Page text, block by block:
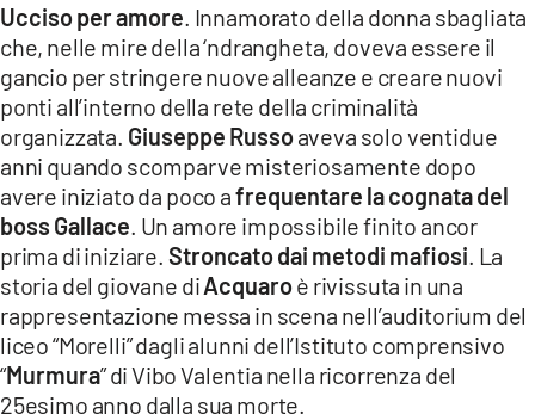
LACPLAY.IT
LACTV.IT
LACONAIR.IT
LACITYMAG.IT
ILREGGINO.IT
COSENZACHANNEL.IT
ILVIBONESE.IT
CATANZAROCHANNEL.IT
Ucciso per amore. Innamorato della donna sbagliata
che, nelle mire della ‘ndrangheta, doveva essere il
gancio per stringere nuove alleanze e creare nuovi
ponti all’interno della rete della criminalità
organizzata. Giuseppe Russoaveva solo ventidue
anni quando scomparve misteriosamente dopo
avere iniziato da poco afrequentare la cognata del
boss Gallace. Un amore impossibile finito ancor
prima di iniziare. Stroncato dai metodi mafiosi. La
storia del giovane diAcquaroè rivissuta in una
rappresentazione messa in scena nell’auditorium del
liceo “Morelli” dagli alunni dell’Istituto comprensivo
“Murmura” di Vibo Valentia nella ricorrenza del
25esimo anno dalla sua morte.